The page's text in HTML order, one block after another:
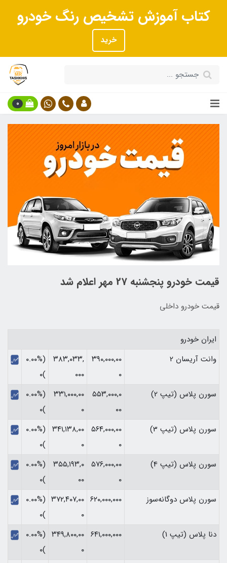
کتاب آموزش تشخیص رنگ خودرو
خرید
0
قیمت خودرو پنجشنبه 27 مهر اعلام شد
قیمت خودرو داخلی
ایران خودرو
وانت آریسان 2
۳۹۰,۰۰۰,۰۰
۰
۳۸۳,۰۳۳,
۰۰۰
(۰.۰۰%
)۰
سورن پلاس (تیپ 2)
۵۵۳,۰۰۰,۰
۰۰
۳۳۱,۰۰۰,۰۰
۰
(۰.۰۰%
)۰
سورن پلاس (تیپ 3)
۵۶۴,۰۰۰,۰۰
۰
۳۴۱,۱۳۸,۰۰
۰
(۰.۰۰%
)۰
سورن پلاس (تیپ 4)
۵۷۶,۰۰۰,۰۰
۰
۳۵۵,۱۹۳,۰
۰۰
(۰.۰۰%
)۰
سورن پلاس دوگانه‌سوز
۶۲۰,۰۰۰,۰۰۰ ۳۷۲,۴۰۷,۰۰
۰
(۰.۰۰%
)۰
دنا پلاس (تیپ 1)
۶۴۱,۰۰۰,۰۰۰ ۳۴۹,۸۰۰,۰۰
۰
(۰.۰۰%
)۰